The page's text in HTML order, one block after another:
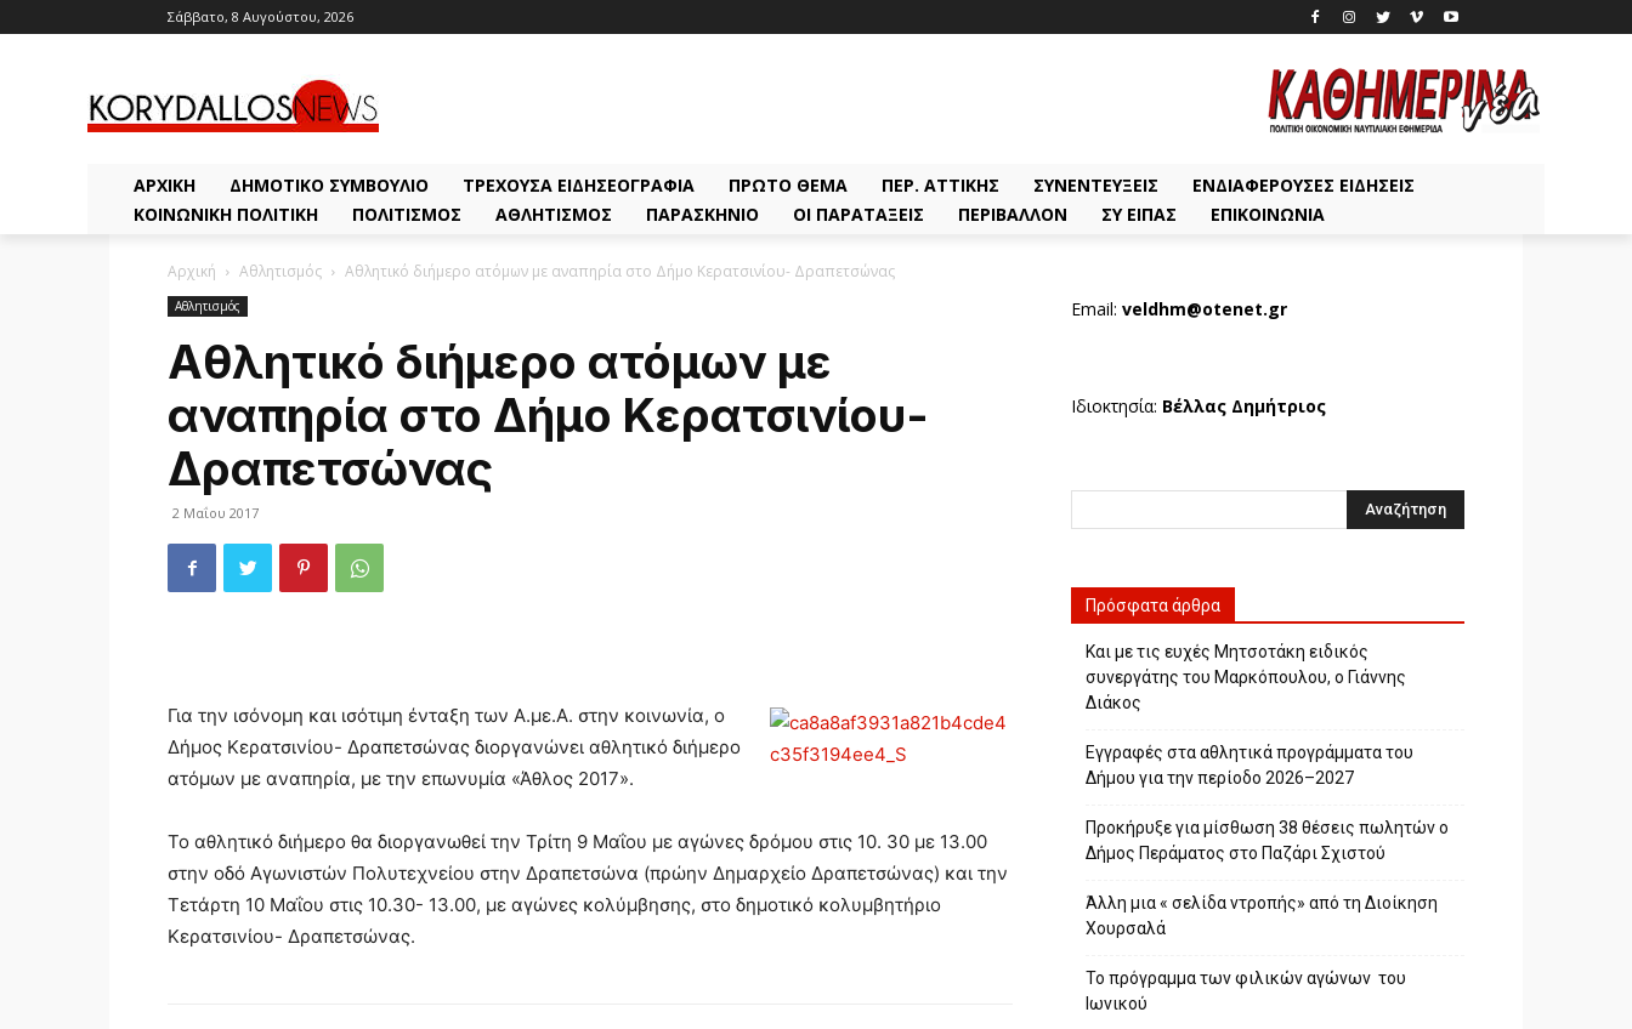
Σάββατο, 8 Αυγούστου, 2026
ΑΡΧΙΚΗ ΔΗΜΟΤΙΚΌ ΣΥΜΒΟΎΛΙΟ ΤΡΈΧΟΥΣΑ ΕΙΔΗΣΕΟΓΡΑΦΊΑ ΠΡΏΤΟ ΘΈΜΑ ΠΕΡ. ΑΤΤΙΚΉΣ ΣΥΝΕΝΤΕΎΞΕΙΣ
ΕΝΔΙΑΦΈΡΟΥΣΕΣ ΕΙΔΉΣΕΙΣ
ΚΟΙΝΩΝΙΚΉ ΠΟΛΙΤΙΚΉ
ΠΟΛΙΤΙΣΜΌΣ ΑΘΛΗΤΙΣΜΌΣ ΠΑΡΑΣΚΉΝΙΟ ΟΙ ΠΑΡΑΤΆΞΕΙΣ ΠΕΡΙΒΆΛΛΟΝ ΣΥ ΕΊΠΑΣ ΕΠΙΚΟΙΝΩΝΊΑ
Αρχική Αθλητισμός Αθλητικό διήμερο ατόμων με αναπηρία στο Δήμο Κερατσινίου- Δραπετσώνας
Αθλητισμός
Αθλητικό διήμερο ατόμων με
αναπηρία στο Δήμο Κερατσινίου-
Δραπετσώνας
2 Μαΐου 2017
Για την ισόνομη και ισότιμη ένταξη των Α.με.Α. στην κοινωνία, ο
Δήμος Κερατσινίου- Δραπετσώνας διοργανώνει αθλητικό διήμερο
ατόμων με αναπηρία, με την επωνυμία «Άθλος 2017».
Το αθλητικό διήμερο θα διοργανωθεί την Τρίτη 9 Μαΐου με αγώνες δρόμου στις 10. 30 με 13.00
στην οδό Αγωνιστών Πολυτεχνείου στην Δραπετσώνα (πρώην Δημαρχείο Δραπετσώνας) και την
Τετάρτη 10 Μαΐου στις 10.30- 13.00, με αγώνες κολύμβησης, στο δημοτικό κολυμβητήριο
Κερατσινίου- Δραπετσώνας.
Email: veldhm@otenet.gr
Ιδιοκτησία: Βέλλας Δημήτριος
Πρόσφατα άρθρα
Και με τις ευχές Μητσοτάκη ειδικός
συνεργάτης του Μαρκόπουλου, ο Γιάννης
Διάκος
Εγγραφές στα αθλητικά προγράμματα του
Δήμου για την περίοδο 2026–2027
Προκήρυξε για μίσθωση 38 θέσεις πωλητών ο
Δήμος Περάματος στο Παζάρι Σχιστού
Άλλη μια « σελίδα ντροπής» από τη Διοίκηση
Χουρσαλά
Το πρόγραμμα των φιλικών αγώνων του
Ιωνικού